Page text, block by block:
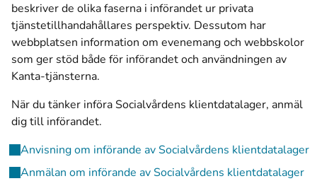
beskriver de olika faserna i införandet ur privata
tjänstetillhandahållares perspektiv. Dessutom har
webbplatsen information om evenemang och webbskolor
som ger stöd både för införandet och användningen av
Kanta-tjänsterna.
När du tänker införa Socialvårdens klientdatalager, anmäl
dig till införandet.
Anvisning om införande av Socialvårdens klientdatalager
Anmälan om införande av Socialvårdens klientdatalager